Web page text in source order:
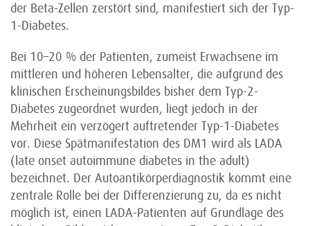
der Beta-Zellen zerstört sind, manifestiert sich der Typ-
1-Diabetes.
Bei 10–20 % der Patienten, zumeist Erwachsene im
mittleren und höheren Lebensalter, die aufgrund des
klinischen Erscheinungsbildes bisher dem Typ-2-
Diabetes zugeordnet wurden, liegt jedoch in der
Mehrheit ein verzögert auftretender Typ-1-Diabetes
vor. Diese Spätmanifestation des DM1 wird als LADA
(late onset autoimmune diabetes in the adult)
bezeichnet. Der Autoanti­körperdiagnostik kommt eine
zentrale Rolle bei der Differenzierung zu, da es nicht
möglich ist, einen LADA-Patienten auf Grundlage des